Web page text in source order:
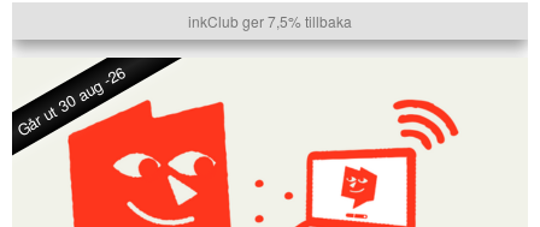
inkClub ger 7,5% tillbaka
Går ut 30 aug -26